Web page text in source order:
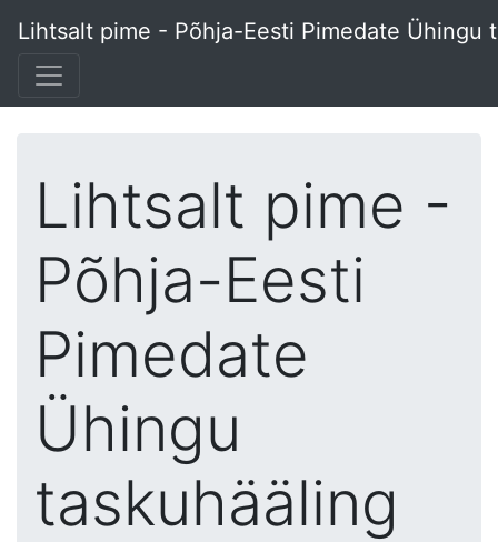
Lihtsalt pime - Põhja-Eesti Pimedate Ühingu
Lihtsalt pime -
Põhja-Eesti
Pimedate
Ühingu
taskuhääling